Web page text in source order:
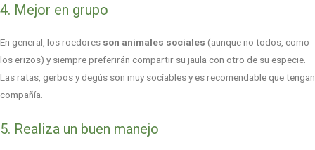
4. Mejor en grupo
En general, los roedores son animales sociales (aunque no todos, como
los erizos) y siempre preferirán compartir su jaula con otro de su especie.
Las ratas, gerbos y degús son muy sociables y es recomendable que tengan
compañía.
5. Realiza un buen manejo